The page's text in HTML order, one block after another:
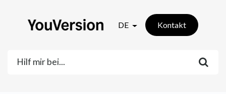
DE Kontakt